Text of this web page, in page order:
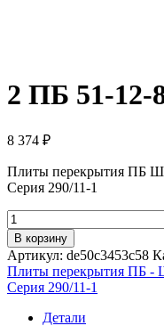
2 ПБ 51-12-
8 374 ₽
Плиты перекрытия ПБ
Серия 290/11-1
Количество
товара
2
ПБ
51-
12-
В корзину
Артикул: de50c3453c58
Плиты перекрытия ПБ -
Серия 290/11-1
Детали